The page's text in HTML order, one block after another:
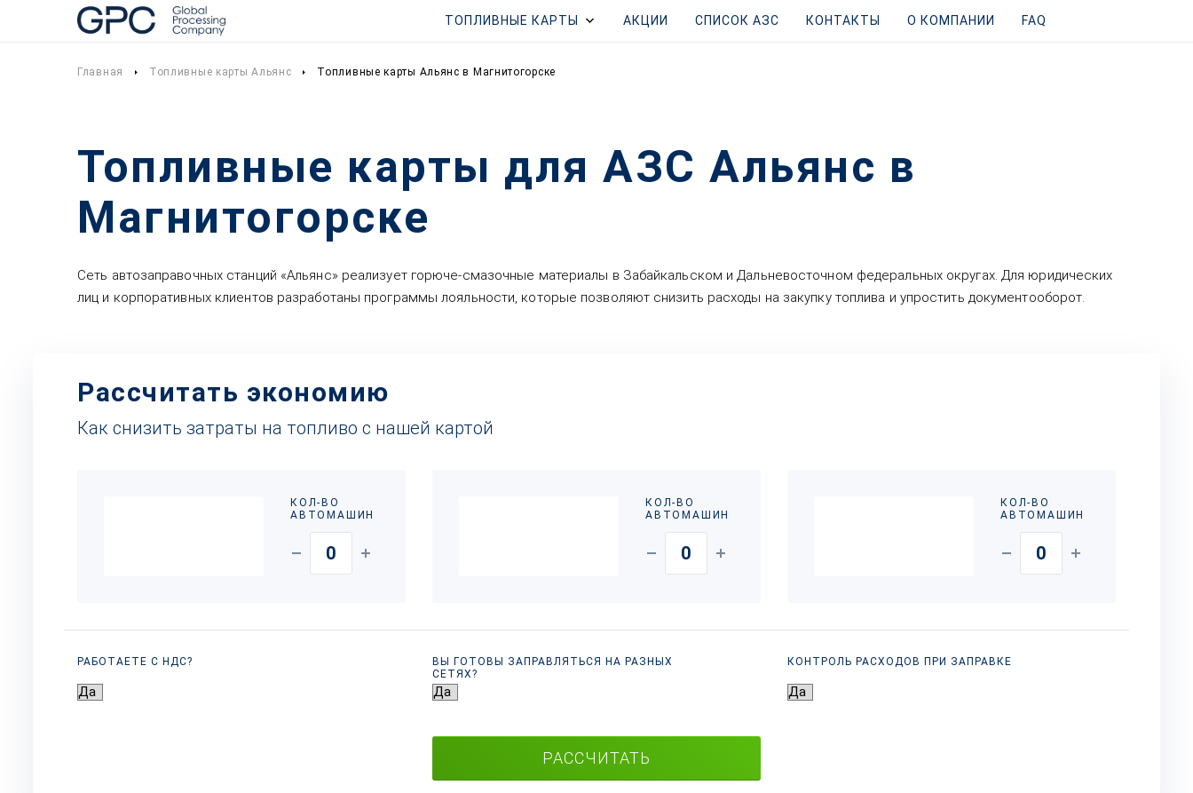
ТОПЛИВНЫЕ КАРТЫ АКЦИИ СПИСОК АЗС КОНТАКТЫ О КОМПАНИИ FAQ
Главная Топливные карты Альянс Топливные карты Альянс в Магнитогорске
Топливные карты для АЗС Альянс в
Магнитогорске
Сеть автозаправочных станций «Альянс» реализует горюче-смазочные материалы в Забайкальском и Дальневосточном федеральных округах. Для юридических
лиц и корпоративных клиентов разработаны программы лояльности, которые позволяют снизить расходы на закупку топлива и упростить документооборот.
Рассчитать экономию
Как снизить затраты на топливо с нашей картой
КОЛ-ВО
АВТОМАШИН
КОЛ-ВО
АВТОМАШИН
КОЛ-ВО
АВТОМАШИН
РАБОТАЕТЕ С НДС?
ВЫ ГОТОВЫ ЗАПРАВЛЯТЬСЯ НА РАЗНЫХ
СЕТЯХ?
КОНТРОЛЬ РАСХОДОВ ПРИ ЗАПРАВКЕ
РАССЧИТАТЬ